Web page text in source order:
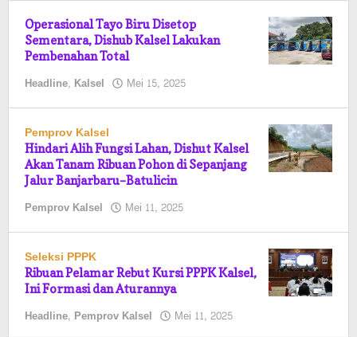
Operasional Tayo Biru Disetop
Sementara, Dishub Kalsel Lakukan
Pembenahan Total
Headline, Kalsel Mei 15, 2025
Pemprov Kalsel
Hindari Alih Fungsi Lahan, Dishut Kalsel
Akan Tanam Ribuan Pohon di Sepanjang
Jalur Banjarbaru–Batulicin
Pemprov Kalsel Mei 11, 2025
Seleksi PPPK
Ribuan Pelamar Rebut Kursi PPPK Kalsel,
Ini Formasi dan Aturannya
Headline, Pemprov Kalsel Mei 11, 2025